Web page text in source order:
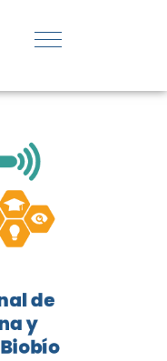
del
de
y